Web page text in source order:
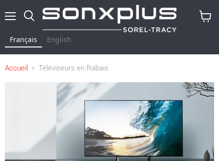
Français English
Accueil Téléviseurs en Rabais